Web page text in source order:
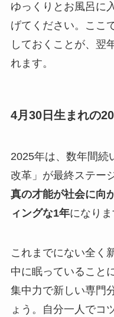
ゆっくりとお風呂に
げてください。ここ
しておくことが、翌
れます。
4月30日生まれの
2025年は、数年間続
改革」が最終ステー
真の才能が社会に向
ィングな1年になりま
これまでにない全く
中に眠っていること
集中力で新しい専門
ょう。自分一人でコ